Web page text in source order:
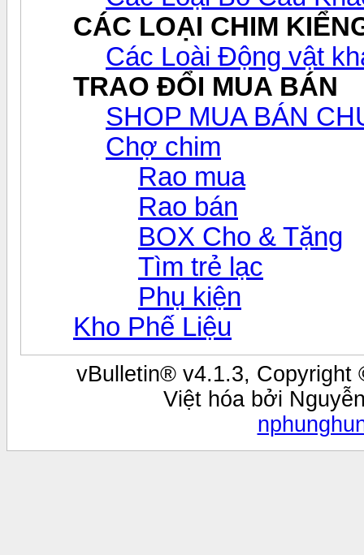
CÁC LOẠI CHIM
Các Loài Động vật
TRAO ĐỔI MUA BÁN
SHOP MUA BÁN
Chợ chim
Rao mua
Rao bán
BOX Cho & Tặng
Tìm trẻ lạc
Phụ kiện
Kho Phế Liệu
vBulletin® v4.1.3, Copyright
Việt hóa bởi